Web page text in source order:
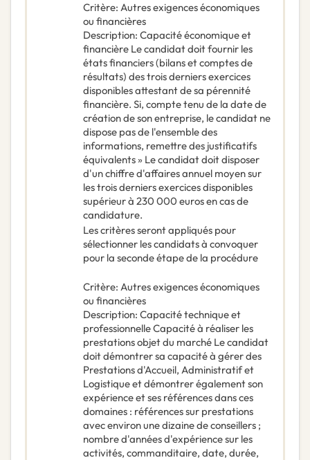
Critère: Autres exigences économiques
ou financières
Description: Capacité économique et
financière Le candidat doit fournir les
états financiers (bilans et comptes de
résultats) des trois derniers exercices
disponibles attestant de sa pérennité
financière. Si, compte tenu de la date de
création de son entreprise, le candidat ne
dispose pas de l'ensemble des
informations, remettre des justificatifs
équivalents » Le candidat doit disposer
d'un chiffre d'affaires annuel moyen sur
les trois derniers exercices disponibles
supérieur à 230 000 euros en cas de
candidature.
Les critères seront appliqués pour
sélectionner les candidats à convoquer
pour la seconde étape de la procédure
Critère: Autres exigences économiques
ou financières
Description: Capacité technique et
professionnelle Capacité à réaliser les
prestations objet du marché Le candidat
doit démontrer sa capacité à gérer des
Prestations d'Accueil, Administratif et
Logistique et démontrer également son
expérience et ses références dans ces
domaines : références sur prestations
avec environ une dizaine de conseillers ;
nombre d'années d'expérience sur les
activités, commanditaire, date, durée,